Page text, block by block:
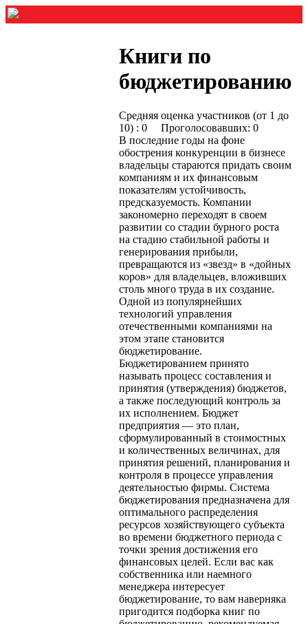
Книги по
бюджетированию
Средняя оценка участников (от 1 до
10) : 0 Проголосовавших: 0
В последние годы на фоне
обострения конкуренции в бизнесе
владельцы стараются придать своим
компаниям и их финансовым
показателям устойчивость,
предсказуемость. Компании
закономерно переходят в своем
развитии со стадии бурного роста
на стадию стабильной работы и
генерирования прибыли,
превращаются из «звезд» в «дойных
коров» для владельцев, вложивших
столь много труда в их создание.
Одной из популярнейших
технологий управления
отечественными компаниями на
этом этапе становится
бюджетирование.
Бюджетированием принято
называть процесс составления и
принятия (утверждения) бюджетов,
а также последующий контроль за
их исполнением. Бюджет
предприятия — это план,
сформулированный в стоимостных
и количественных величинах, для
принятия решений, планирования и
контроля в процессе управления
деятельностью фирмы. Система
бюджетирования предназначена для
оптимального распределения
ресурсов хозяйствующего субъекта
во времени бюджетного периода с
точки зрения достижения его
финансовых целей. Если вас как
собственника или наемного
менеджера интересует
бюджетирование, то вам наверняка
пригодится подборка книг по